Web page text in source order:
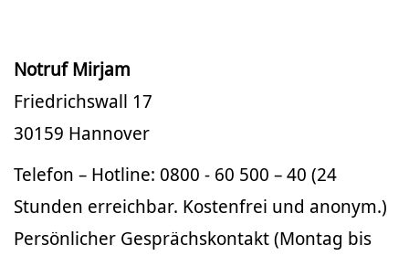
Notruf Mirjam
Friedrichswall 17
30159 Hannover
Telefon – Hotline: 0800 - 60 500 – 40 (24
Stunden erreichbar. Kostenfrei und anonym.)
Persönlicher Gesprächskontakt (Montag bis